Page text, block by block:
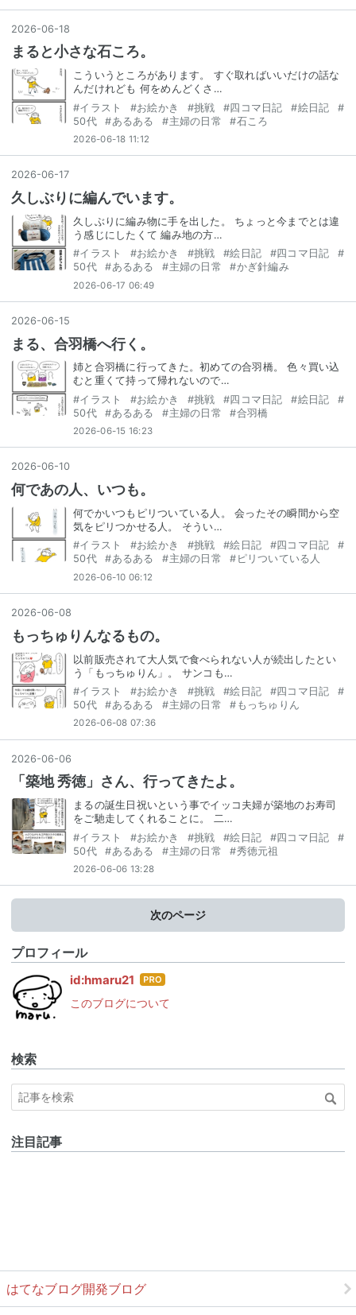
2026-06-18
まると小さな石ころ。
こういうところがあります。 すぐ取ればいいだけの話な
んだけれども 何をめんどくさ…
#イラスト #お絵かき #挑戦 #四コマ日記 #絵日記
#
50代
#あるある #主婦の日常 #石ころ
2026-06-18 11:12
2026-06-17
久しぶりに編んでいます。
久しぶりに編み物に手を出した。 ちょっと今までとは違
う感じにしたくて 編み地の方…
#イラスト #お絵かき #挑戦 #絵日記 #四コマ日記
#
50代
#あるある #主婦の日常 #かぎ針編み
2026-06-17 06:49
2026-06-15
まる、合羽橋へ行く。
姉と合羽橋に行ってきた。初めての合羽橋。 色々買い込
むと重くて持って帰れないので…
#イラスト #お絵かき #挑戦 #四コマ日記 #絵日記
#
50代
#あるある #主婦の日常 #合羽橋
2026-06-15 16:23
2026-06-10
何であの人、いつも。
何でかいつもピリついている人。 会ったその瞬間から空
気をピリつかせる人。 そうい…
#イラスト #お絵かき #挑戦 #絵日記 #四コマ日記
#
50代
#あるある #主婦の日常 # ピリついている人
2026-06-10 06:12
2026-06-08
もっちゅりんなるもの。
以前販売されて大人気で食べられない人が続出したとい
う「もっちゅりん」。 サンコも…
#イラスト #お絵かき #挑戦 #絵日記 #四コマ日記
#
50代
#あるある #主婦の日常 # もっちゅりん
2026-06-08 07:36
2026-06-06
「築地 秀徳」さん、行ってきたよ。
まるの誕生日祝いという事でイッコ夫婦が築地のお寿司
をご馳走してくれることに。 二…
#イラスト #お絵かき #挑戦 #絵日記 #四コマ日記
#
50代
#あるある #主婦の日常 #秀徳元祖
2026-06-06 13:28
次のページ
プロフィール
id:hmaru21 はて
ログ
このブログについて
検索
注目記事
はてなブログ開発ブログ